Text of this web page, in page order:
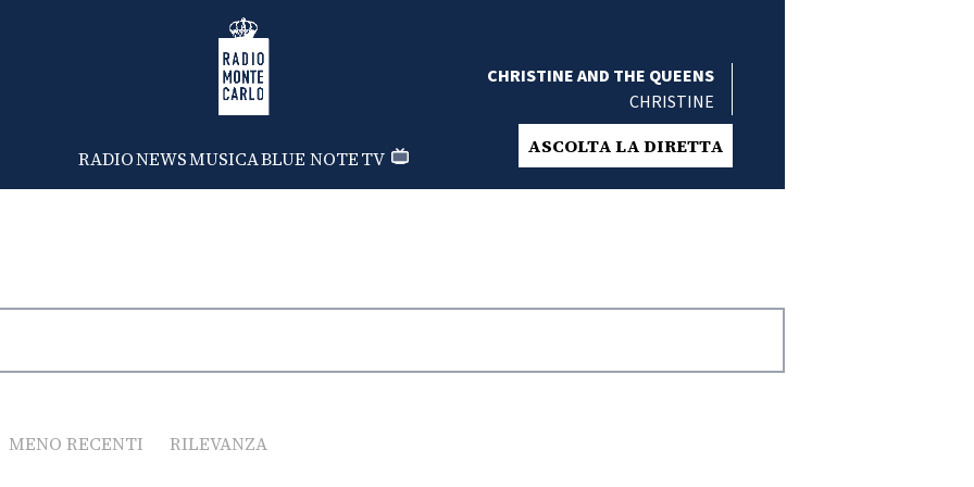
Radio Monte Carlo
RADIONEWSMUSICABLUE NOTETV
CHRISTINE AND THE QUEENS
CHRISTINE
ASCOLTA LA DIRETTA
MENO RECENTI RILEVANZA